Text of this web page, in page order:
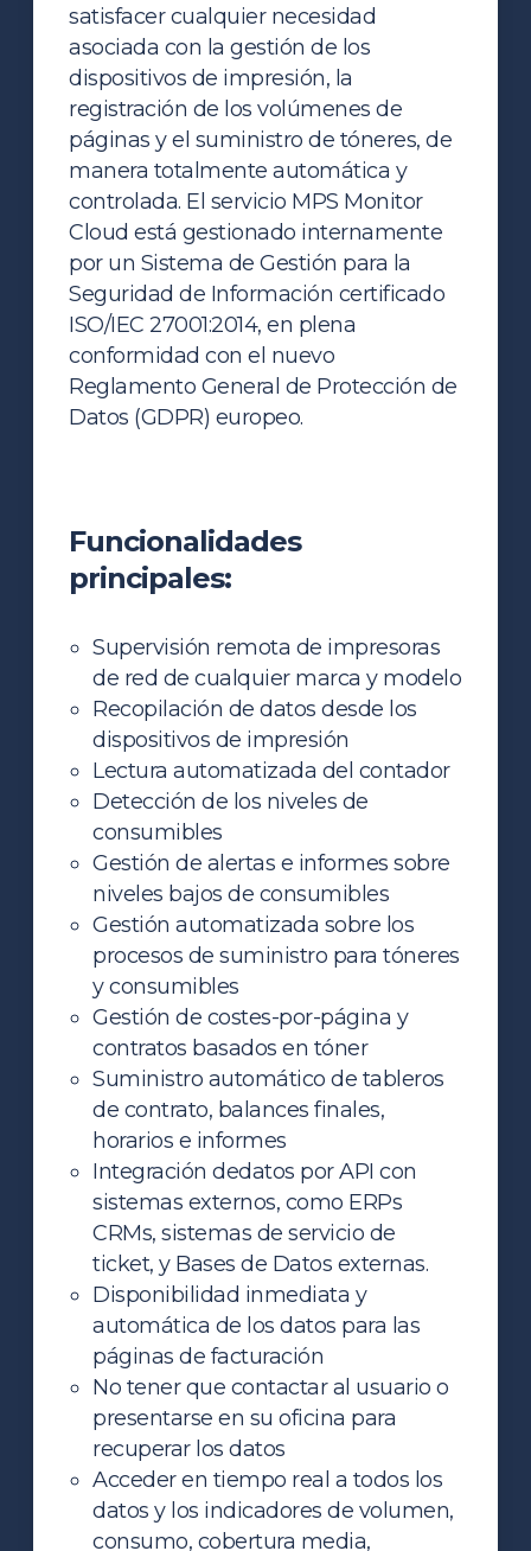
satisfacer cualquier necesidad
asociada con la gestión de los
dispositivos de impresión, la
registración de los volúmenes de
páginas y el suministro de tóneres, de
manera totalmente automática y
controlada. El servicio MPS Monitor
Cloud está gestionado internamente
por un Sistema de Gestión para la
Seguridad de Información certificado
ISO/IEC 27001:2014, en plena
conformidad con el nuevo
Reglamento General de Protección de
Datos (GDPR) europeo.
Funcionalidades
principales:
Supervisión remota de impresoras
de red de cualquier marca y modelo
Recopilación de datos desde los
dispositivos de impresión
Lectura automatizada del contador
Detección de los niveles de
consumibles
Gestión de alertas e informes sobre
niveles bajos de consumibles
Gestión automatizada sobre los
procesos de suministro para tóneres
y consumibles
Gestión de costes-por-página y
contratos basados en tóner
Suministro automático de tableros
de contrato, balances finales,
horarios e informes
Integración dedatos por API con
sistemas externos, como ERPs
CRMs, sistemas de servicio de
ticket, y Bases de Datos externas.
Disponibilidad inmediata y
automática de los datos para las
páginas de facturación
No tener que contactar al usuario o
presentarse en su oficina para
recuperar los datos
Acceder en tiempo real a todos los
datos y los indicadores de volumen,
consumo, cobertura media,